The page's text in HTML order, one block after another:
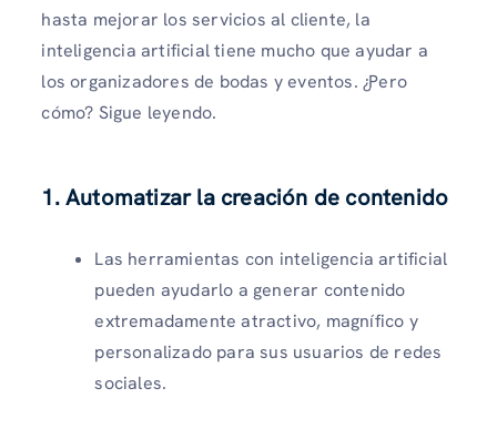
hasta mejorar los servicios al cliente, la
inteligencia artificial tiene mucho que ayudar a
los organizadores de bodas y eventos. ¿Pero
cómo? Sigue leyendo.
1. Automatizar la creación de contenido
Las herramientas con inteligencia artificial
pueden ayudarlo a generar contenido
extremadamente atractivo, magnífico y
personalizado para sus usuarios de redes
sociales.